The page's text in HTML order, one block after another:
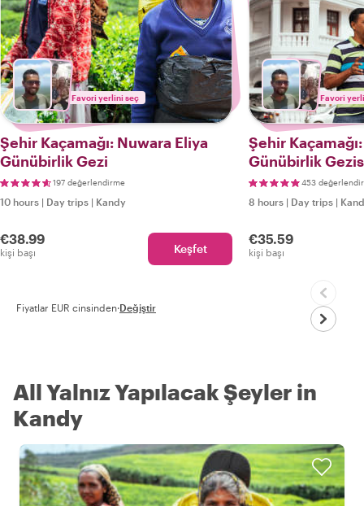
Favori yerlini seç
Şehir Kaçamağı: Nuwara Eliya
Günübirlik Gezi
197 değerlendirme
10 hours | Day trips | Kandy
€38.99
kişi başı Keşfet
Favori
Şehir
Günübirlik
453
8 hours | Day trips |
€35.59
kişi başı
Fiyatlar EUR cinsinden·Değiştir
All Yalnız Yapılacak Şeyler in
Kandy